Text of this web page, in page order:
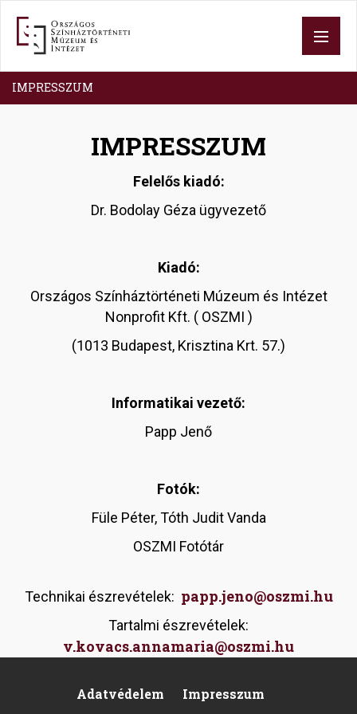
tartalomra
IMPRESSZUM
IMPRESSZUM
Felelős kiadó:
Dr. Bodolay Géza ügyvezető
Kiadó:
Országos Színháztörténeti Múzeum és Intézet
Nonprofit Kft. ( OSZMI )
(1013 Budapest, Krisztina Krt. 57.)
Informatikai vezető:
Papp Jenő
Fotók:
Füle Péter, Tóth Judit Vanda
OSZMI Fotótár
Technikai észrevételek: papp.jeno@oszmi.hu
Tartalmi észrevételek:
v.kovacs.annamaria@oszmi.hu
Footer
Adatvédelem
Impresszum